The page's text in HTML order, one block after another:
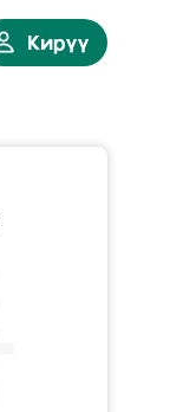
Кирүү